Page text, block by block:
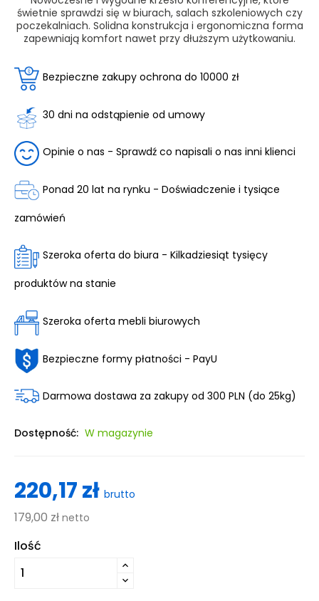
świetnie sprawdzi się w biurach, salach szkoleniowych czy
poczekalniach. Solidna konstrukcja i ergonomiczna forma
zapewniają komfort nawet przy dłuższym użytkowaniu.
Bezpieczne zakupy ochrona do 10000 zł
30 dni na odstąpienie od umowy
Opinie o nas - Sprawdź co napisali o nas inni klienci
Ponad 20 lat na rynku - Doświadczenie i tysiące
zamówień
Szeroka oferta do biura - Kilkadziesiąt tysięcy
produktów na stanie
Szeroka oferta mebli biurowych
Bezpieczne formy płatności - PayU
Darmowa dostawa za zakupy od 300 PLN (do 25kg)
Dostępność: W magazynie
220,17 zł brutto
179,00 zł netto
Ilość